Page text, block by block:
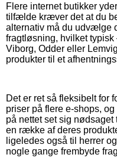
Flere internet butikker
tilfælde kræver det at du
alternativ må du udvælge
fragtløsning, hvilket
Viborg, Odder eller
produkter til et
Det er ret så fleksibelt for
priser på flere e-shops,
på nettet set sig
en række af deres
ligeledes også til herrer
nogle gange frembyde